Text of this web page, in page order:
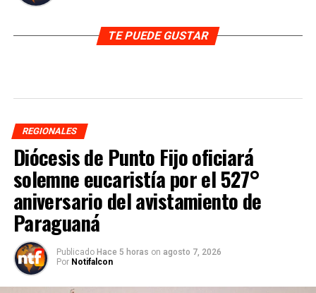
TE PUEDE GUSTAR
REGIONALES
Diócesis de Punto Fijo oficiará
solemne eucaristía por el 527°
aniversario del avistamiento de
Paraguaná
Publicado Hace 5 horas on agosto 7, 2026
Por Notifalcon